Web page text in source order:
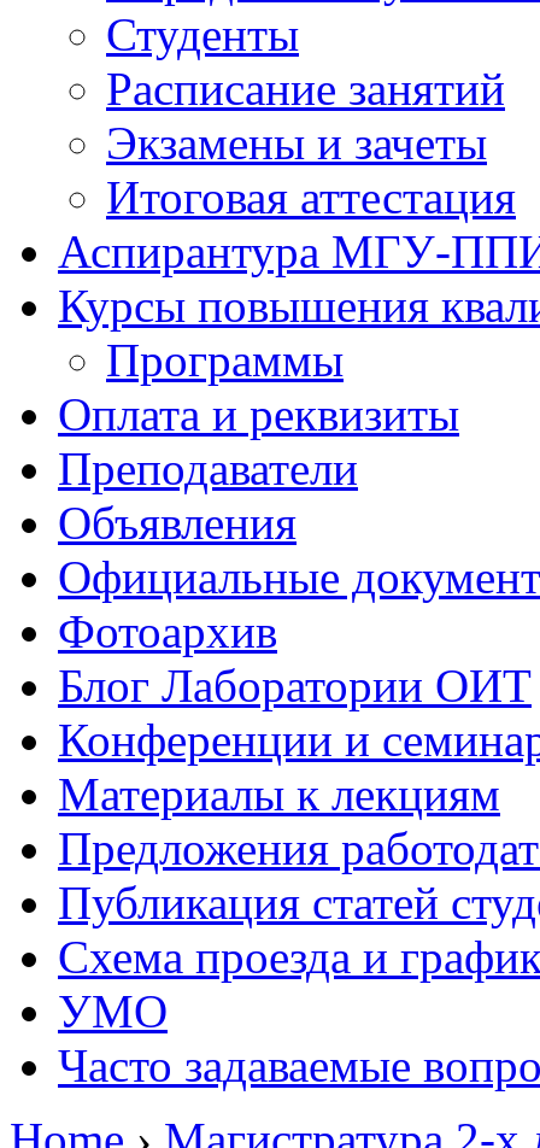
Студенты
Расписание занятий
Экзамены и зачеты
Итоговая аттестация
Аспирантура МГУ-
Курсы повышения
Программы
Оплата и реквизиты
Преподаватели
Объявления
Официальные
Фотоархив
Блог Лаборатории ОИТ
Конференции и
Материалы к лекциям
Предложения
Публикация статей
Схема проезда и
УМО
Часто задаваемые